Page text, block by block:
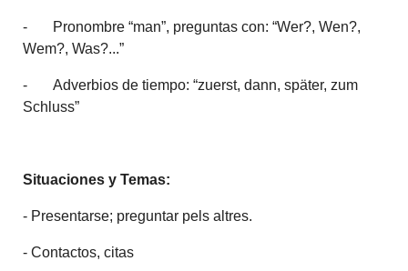
- Pronombre “man”, preguntas con: “Wer?, Wen?,
Wem?, Was?...”
- Adverbios de tiempo: “zuerst, dann, später, zum
Schluss”
Situaciones y Temas:
- Presentarse; preguntar pels altres.
- Contactos, citas